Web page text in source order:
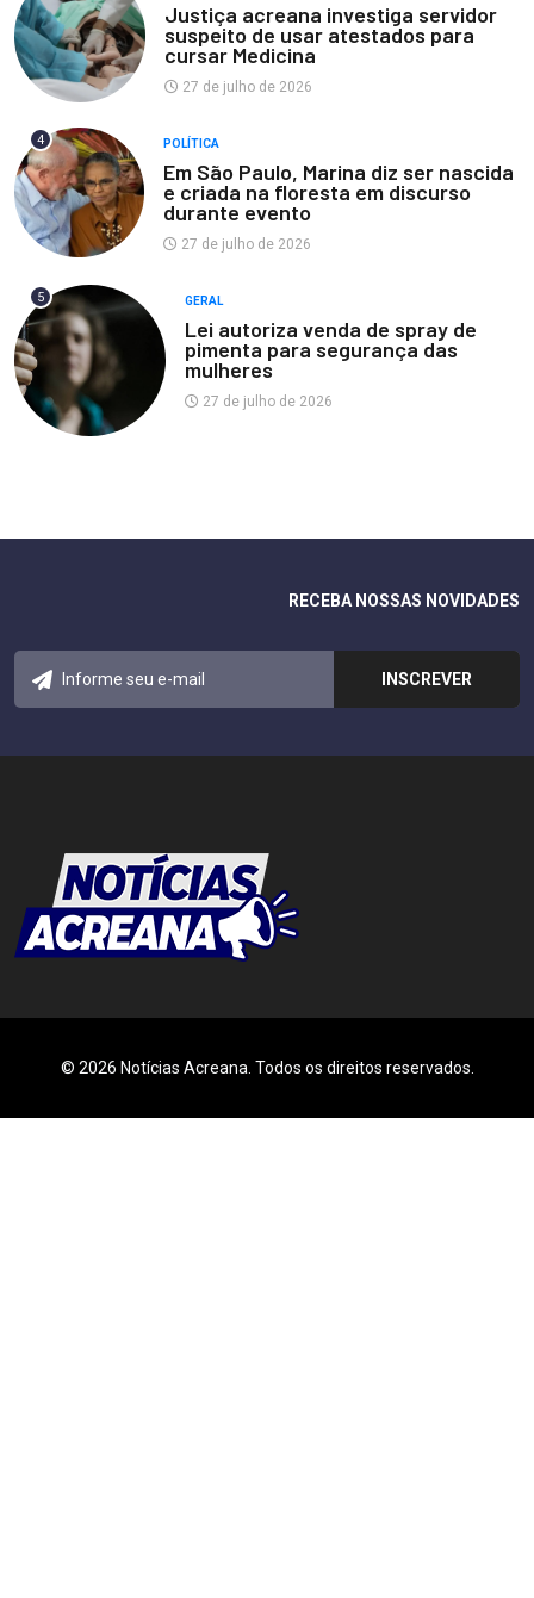
Justiça acreana investiga servidor
suspeito de usar atestados para
cursar Medicina
27 de julho de 2026
4 POLÍTICA
Em São Paulo, Marina diz ser nascida
e criada na floresta em discurso
durante evento
27 de julho de 2026
5 GERAL
Lei autoriza venda de spray de
pimenta para segurança das
mulheres
27 de julho de 2026
RECEBA NOSSAS NOVIDADES
© 2026 Notícias Acreana. Todos os direitos reservados.